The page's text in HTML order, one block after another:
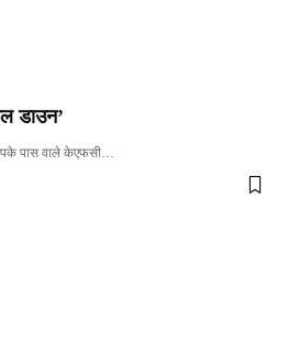
डाउन’
पास वाले केएफसी…